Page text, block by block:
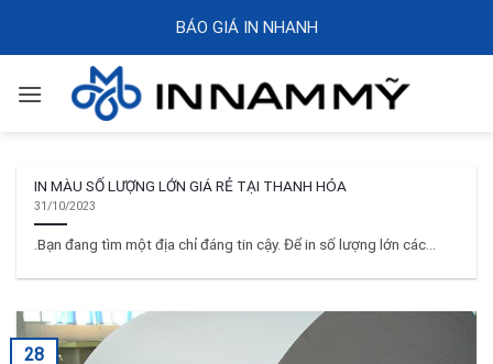
BÁO GIÁ IN NHANH
IN MÀU SỐ LƯỢNG LỚN GIÁ RẺ TẠI THANH HÓA
31/10/2023
.Bạn đang tìm một địa chỉ đáng tin cậy. Để in số lượng lớn các...
28